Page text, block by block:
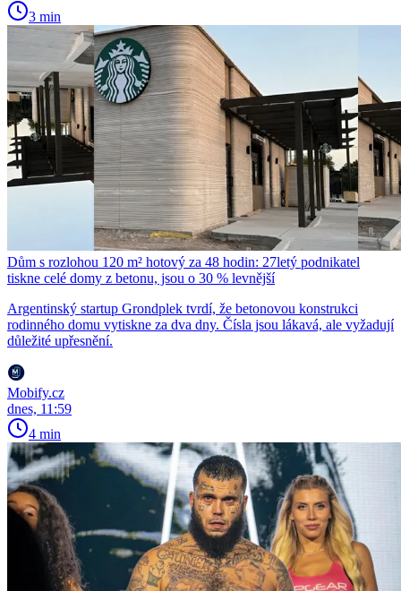
3 min
Dům s rozlohou 120 m² hotový za 48 hodin: 27letý podnikatel
tiskne celé domy z betonu, jsou o 30 % levnější
Argentinský startup Grondplek tvrdí, že betonovou konstrukci
rodinného domu vytiskne za dva dny. Čísla jsou lákavá, ale vyžadují
důležité upřesnění.
Mobify.cz
dnes, 11:59
4 min